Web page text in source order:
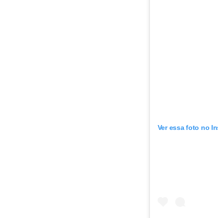
Ver essa foto no